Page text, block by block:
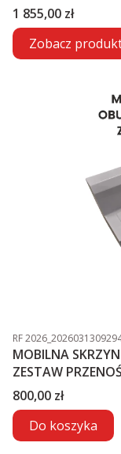
Cena
1 855,00 zł
Zobacz
Kod produktu
RF
MOBILNA
ZESTAW
Cena
800,00 zł
Do koszyka